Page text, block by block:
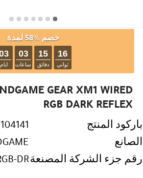
خصم %58 لمدة
ايام
03
ساعات
15
دفائق
16
ثواني
GEAR XM1 WIRED
RGB DARK REFLEX
باركود المنتج
الصانع
رقم جزء الشركة المصنعةDR